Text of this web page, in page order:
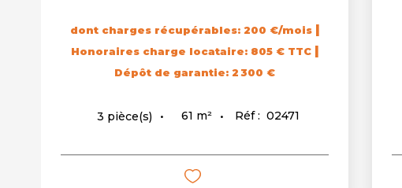
dont charges récupérables: 200 €/mois |
Honoraires charge locataire: 805 € TTC |
Dépôt de garantie: 2 300 €
3 pièce(s) 61 m² Réf : 02471